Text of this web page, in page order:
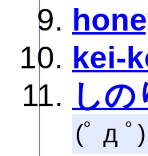
kei-
し
(ﾟ д ﾟ